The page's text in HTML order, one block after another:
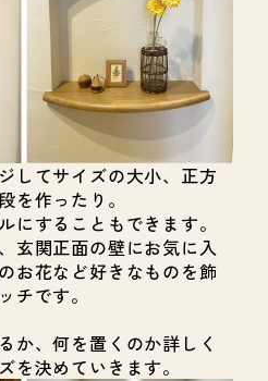
してサイズの大小、正方
を作ったり。
にすることもできます。
玄関正面の壁にお気に入
お花など好きなものを飾
チです。
か、何を置くのか詳しく
を決めていきます。